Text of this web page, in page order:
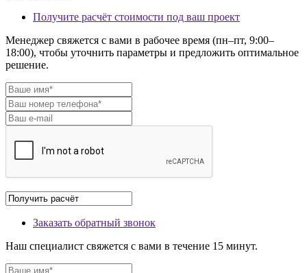
Получите расчёт стоимости под ваш проект
Менеджер свяжется с вами в рабочее время (пн–пт, 9:00–
18:00), чтобы уточнить параметры и предложить оптимальное
решение.
Заказать обратный звонок
Наш специалист свяжется с вами в течение 15 минут.